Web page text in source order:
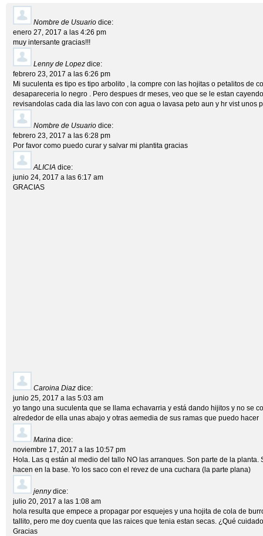
Nombre de Usuario dice:
enero 27, 2017 a las 4:26 pm
muy intersante gracias!!!
Lenny de Lopez dice:
febrero 23, 2017 a las 6:26 pm
Mi suculenta es tipo es tipo arbolito , la compre con las hojitas o petalitos de
desapareceria lo negro . Pero despues dr meses, veo que se le estan
revisandolas cada dia las lavo con con agua o lavasa peto aun y hr vist unos
Nombre de Usuario dice:
febrero 23, 2017 a las 6:28 pm
Por favor como puedo curar y salvar mi plantita gracias
ALICIA dice:
junio 24, 2017 a las 6:17 am
GRACIAS
Caroina Diaz dice:
junio 25, 2017 a las 5:03 am
yo tango una suculenta que se llama echavarria y está dando hijitos y no se
alrededor de ella unas abajo y otras aemedia de sus ramas que puedo hacer
Marina dice:
noviembre 17, 2017 a las 10:57 pm
Hola. Las q están al medio del tallo NO las arranques. Son parte de la planta.
hacen en la base. Yo los saco con el revez de una cuchara (la parte plana)
jenny dice:
julio 20, 2017 a las 1:08 am
hola resulta que empece a propagar por esquejes y una hojita de cola de
tallito, pero me doy cuenta que las raices que tenia estan secas. ¿Qué
Gracias